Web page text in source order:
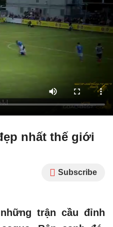
nhất thế giới
Subscribe
trận cầu đỉnh